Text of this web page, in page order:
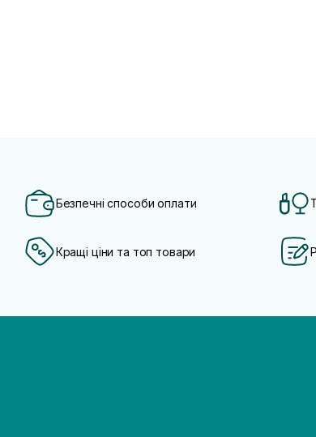
Безпечні способи оплати
Кращі ціни та топ товари